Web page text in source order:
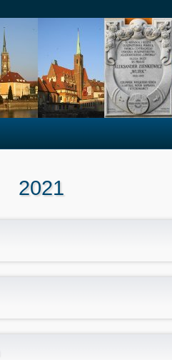
2021